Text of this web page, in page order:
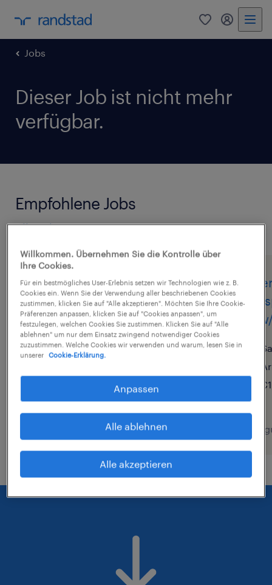
0 Mein
Jobs
Dieser Job ist nicht mehr
verfügbar.
Empfohlene Jobs
Alle Jobs anzeigen
Lager- und
Transportarbeiter
(m/w/d)
Oranienbaum-Wörlitz,
Sachsen-Anhalt
€15,33 - €16,00 pro Stunde
(m/
6.
Willkommen. Übernehmen Sie die Kontrolle über
Ihre Cookies.
Für ein bestmögliches User-Erlebnis setzen wir Technologien wie z. B.
Cookies ein. Wenn Sie der Verwendung aller beschriebenen Cookies
zustimmen, klicken Sie auf "Alle akzeptieren". Möchten Sie Ihre Cookie-
Präferenzen anpassen, klicken Sie auf "Cookies anpassen", um
festzulegen, welchen Cookies Sie zustimmen. Klicken Sie auf "Alle
ablehnen" um nur dem Einsatz zwingend notwendiger Cookies
zuzustimmen. Welche Cookies wir verwenden und warum, lesen Sie in
unserer
Cookie-Erklärung.
Anpassen
Alle ablehnen
Alle akzeptieren